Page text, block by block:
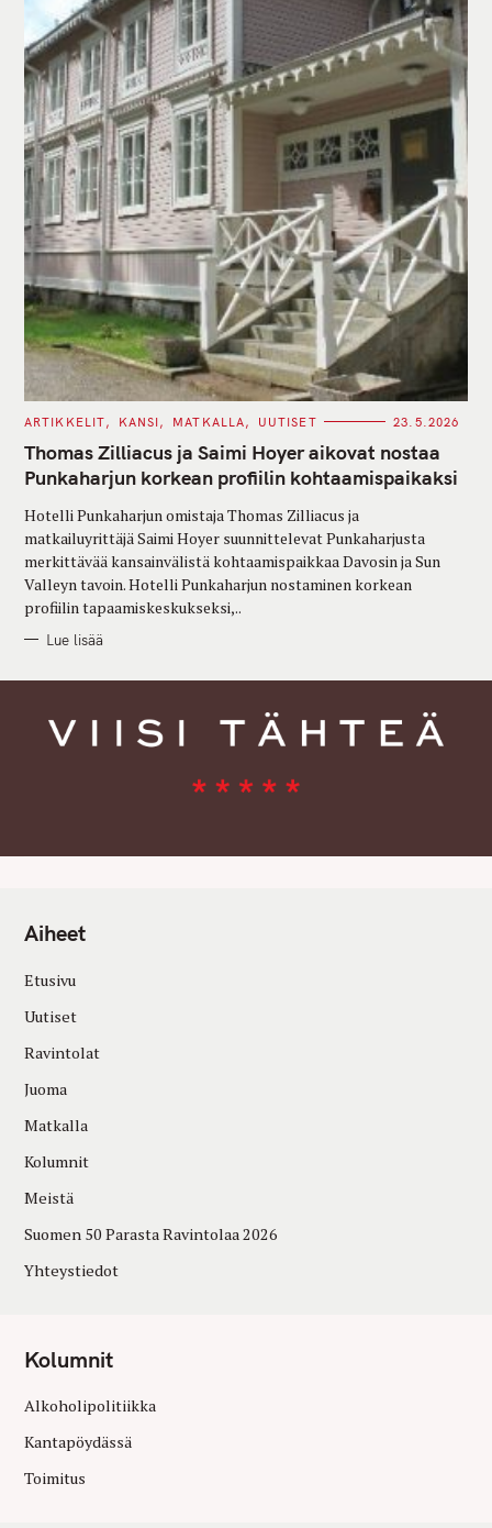
C
T
E
G
O
I
E
S
ARTIKKELIT KANSI MATKALLA UUTISET 23.5.2026
Thomas Zilliacus ja Saimi Hoyer aikovat nostaa
Punkaharjun korkean profiilin kohtaamispaikaksi
Hotelli Punkaharjun omistaja Thomas Zilliacus ja
matkailuyrittäjä Saimi Hoyer suunnittelevat Punkaharjusta
merkittävää kansainvälistä kohtaamispaikkaa Davosin ja Sun
Valleyn tavoin. Hotelli Punkaharjun nostaminen korkean
profiilin tapaamiskeskukseksi,..
Lue lisää
Aiheet
Etusivu
Uutiset
Ravintolat
Juoma
Matkalla
Kolumnit
Meistä
Suomen 50 Parasta Ravintolaa 2026
Yhteystiedot
Kolumnit
Alkoholipolitiikka
Kantapöydässä
Toimitus